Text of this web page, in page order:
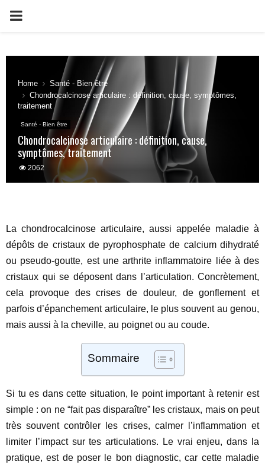
PRIMARY
Home
Santé - Bien être
Chondrocalcinose articulaire : définition, cause, symptômes,
traitement
Santé - Bien être
Chondrocalcinose articulaire : définition, cause,
symptômes, traitement
2062
La chondrocalcinose articulaire, aussi appelée maladie à
dépôts de cristaux de pyrophosphate de calcium dihydraté
ou pseudo-goutte, est une arthrite inflammatoire liée à des
cristaux qui se déposent dans l’articulation. Concrètement,
cela provoque des crises de douleur, de gonflement et
parfois d’épanchement articulaire, le plus souvent au genou,
mais aussi à la cheville, au poignet ou au coude.
Sommaire
Si tu es dans cette situation, le point important à retenir est
simple : on ne “fait pas disparaître” les cristaux, mais on peut
très souvent contrôler les crises, calmer l’inflammation et
limiter l’impact sur tes articulations. Le vrai enjeu, dans la
pratique, est de poser le bon diagnostic, car cette maladie